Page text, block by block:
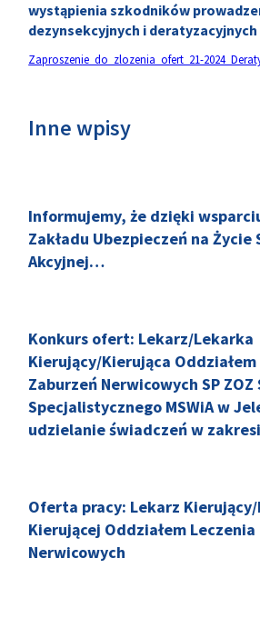
wystąpienia szkodników
dezynsekcyjnych i deratyzacyjnych
Zaproszenie_do_zlozenia_ofert_21-
Inne wpisy
Informujemy, że dzięki
Zakładu Ubezpieczeń na Życie
Akcyjnej…
Konkurs ofert: Lekarz/Lekarka
Kierujący/Kierująca
Zaburzeń Nerwicowych SP
Specjalistycznego MSWiA w
udzielanie świadczeń w
Oferta pracy: Lekarz
Kierującej Oddziałem
Nerwicowych